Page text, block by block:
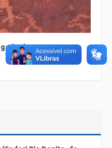
dos nossos